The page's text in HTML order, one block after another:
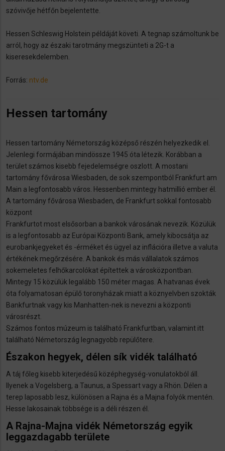
szóvivője hétfőn bejelentette.
Hessen Schleswig Holstein példáját követi. A tegnap számoltunk be
arról, hogy az északi tarotmány megszünteti a 2G-t a
kiseresekdelemben.
Forrás: ntv.de
Hessen tartomány
Hessen tartomány Németország középső részén helyezkedik el.
Jelenlegi formájában mindössze 1945 óta létezik. Korábban a
terület számos kisebb fejedelemségre oszlott. A mostani
tartomány fővárosa Wiesbaden, de sok szempontból Frankfurt am
Main a legfontosabb város. Hessenben mintegy hatmillió ember él.
A tartomány fővárosa Wiesbaden, de Frankfurt sokkal fontosabb
központ
Frankfurtot most elsősorban a bankok városának nevezik. Közülük
is a legfontosabb az Európai Központi Bank, amely kibocsátja az
eurobankjegyeket és -érméket és ügyel az inflációra illetve a valuta
értékének megőrzésére. A bankok és más vállalatok számos
sokemeletes felhőkarcolókat építettek a városközpontban.
Mintegy 15 közülük legalább 150 méter magas. A hatvanas évek
óta folyamatosan épülő toronyházak miatt a köznyelvben szokták
Bankfurtnak vagy kis Manhatten-nek is nevezni a központi
városrészt.
Számos fontos múzeum is található Frankfurtban, valamint itt
található Németország legnagyobb repülőtere.
Északon hegyek, délen sík vidék található
A táj főleg kisebb kiterjedésű középhegység-vonulatokból áll.
Ilyenek a Vogelsberg, a Taunus, a Spessart vagy a Rhön. Délen a
terep laposabb lesz, különösen a Rajna és a Majna folyók mentén.
Hesse lakosainak többsége is a déli részen él.
A Rajna-Majna vidék Németország egyik
leggazdagabb területe